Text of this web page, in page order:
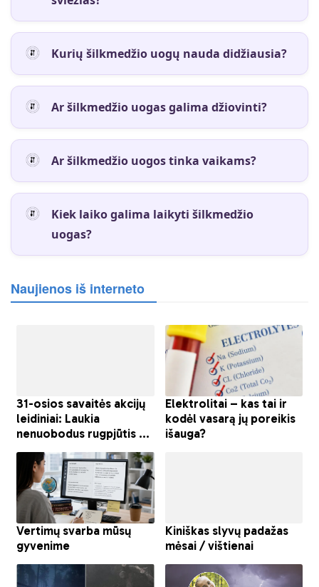
Kurių šilkmedžio uogų nauda didžiausia?
Ar šilkmedžio uogas galima džiovinti?
Ar šilkmedžio uogos tinka vaikams?
Kiek laiko galima laikyti šilkmedžio
uogas?
Naujienos iš interneto